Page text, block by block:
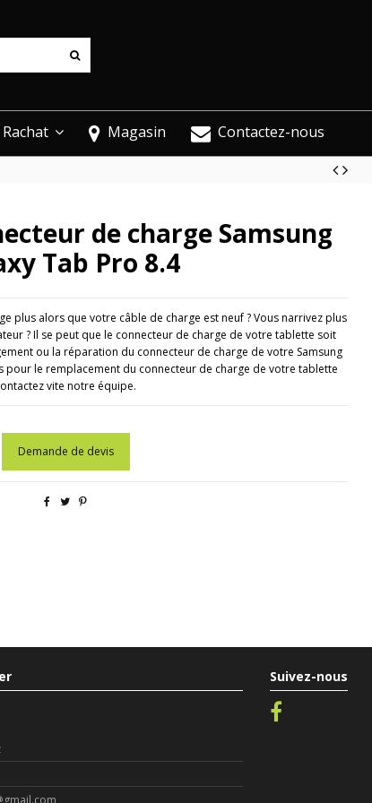
Rachat Magasin Contactez-nous
de charge Samsung
Tab Pro 8.4
plus alors que votre câble de charge est neuf ? Vous narrivez plus
? Il se peut que le connecteur de charge de votre tablette soit
ou la réparation du connecteur de charge de votre Samsung
pour le remplacement du connecteur de charge de votre tablette
vite notre équipe.
Demande de devis
Suivez-nous